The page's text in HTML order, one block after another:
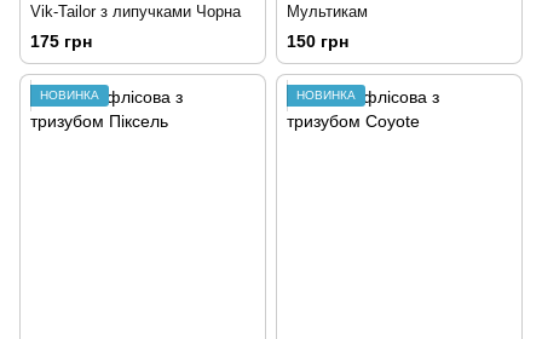
Vik-Tailor з липучками Чорна
175 грн
Мультикам
150 грн
НОВИНКА НОВИНКА